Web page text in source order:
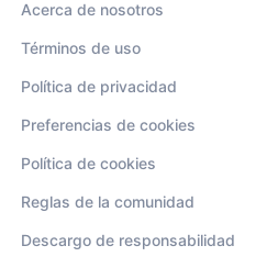
Acerca de nosotros
Términos de uso
Política de privacidad
Preferencias de cookies
Política de cookies
Reglas de la comunidad
Descargo de responsabilidad